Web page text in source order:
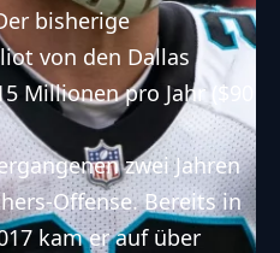
bisherige
von den Dallas
Millionen pro Jahr ($90
zwei Jahren
Offense. Bereits in
kam er auf über